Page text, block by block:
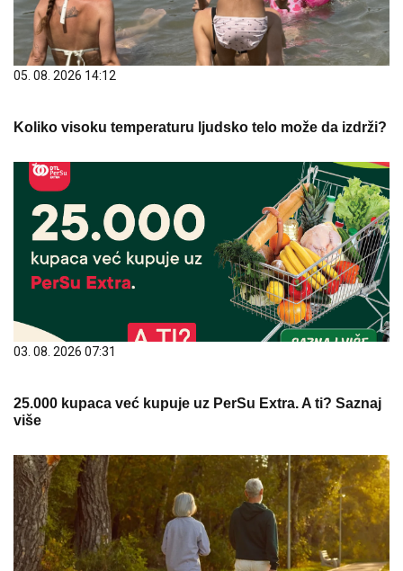
05. 08. 2026 14:12
Koliko visoku temperaturu ljudsko telo može da izdrži?
03. 08. 2026 07:31
25.000 kupaca već kupuje uz PerSu Extra. A ti? Saznaj
više